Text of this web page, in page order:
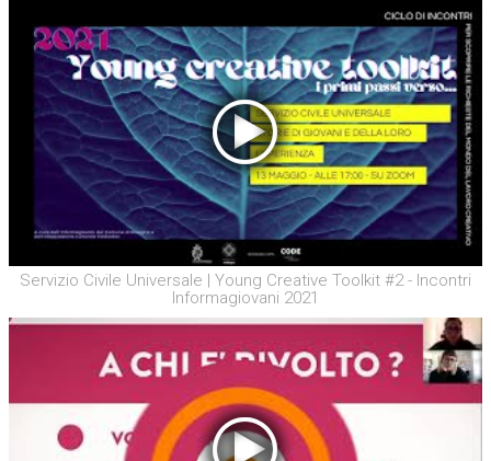
Servizio Civile Universale | Young Creative Toolkit #2 - Incontri
Informagiovani 2021